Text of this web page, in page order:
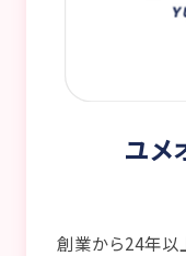
ユメ
創業から24年以